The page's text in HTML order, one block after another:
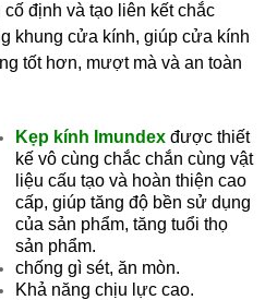
định và tạo liên kết chắc
khung cửa kính, giúp cửa kính
tốt hơn, mượt mà và an toàn
Kẹp kính Imundex được thiết
kế vô cùng chắc chắn cùng vật
liệu cấu tạo và hoàn thiện cao
cấp, giúp tăng độ bền sử dụng
của sản phẩm, tăng tuổi thọ
sản phẩm.
chống gì sét, ăn mòn.
Khả năng chịu lực cao.